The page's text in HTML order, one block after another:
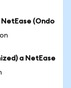
(Ondo
a NetEase